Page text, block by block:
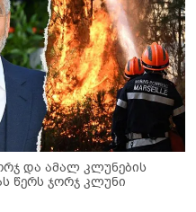
და ამალ კლუნების
წერს ჯორჯ კლუნი